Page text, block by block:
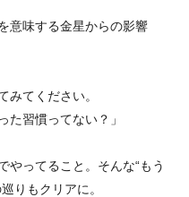
意味する金星からの影響
みてください。
た習慣ってない？」
やってること。そんな“もう
りもクリアに。